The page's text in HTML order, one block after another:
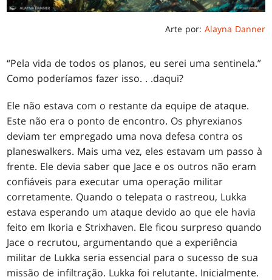
Arte por: Alayna Danner
“Pela vida de todos os planos, eu serei uma sentinela.”
Como poderíamos fazer isso. . .daqui?
Ele não estava com o restante da equipe de ataque.
Este não era o ponto de encontro. Os phyrexianos
deviam ter empregado uma nova defesa contra os
planeswalkers. Mais uma vez, eles estavam um passo à
frente. Ele devia saber que Jace e os outros não eram
confiáveis para executar uma operação militar
corretamente. Quando o telepata o rastreou, Lukka
estava esperando um ataque devido ao que ele havia
feito em Ikoria e Strixhaven. Ele ficou surpreso quando
Jace o recrutou, argumentando que a experiência
militar de Lukka seria essencial para o sucesso de sua
missão de infiltração. Lukka foi relutante. Inicialmente.